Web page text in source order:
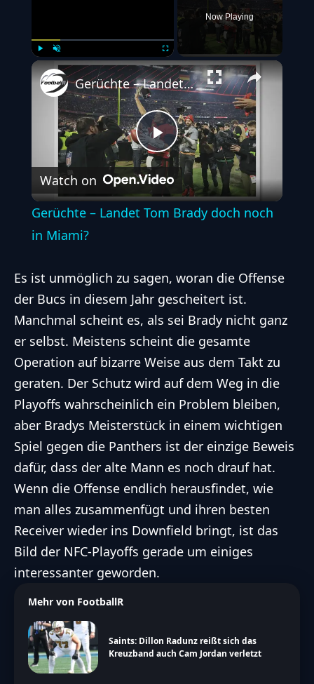
Unmute Fullscreen
Now Playing
Play
Video
Gerüchte – Landet Tom Brady doch noch in Miami?
Watch on
Gerüchte – Landet Tom Brady doch noch
in Miami?
Es ist unmöglich zu sagen, woran die Offense
der Bucs in diesem Jahr gescheitert ist.
Manchmal scheint es, als sei Brady nicht ganz
er selbst. Meistens scheint die gesamte
Operation auf bizarre Weise aus dem Takt zu
geraten. Der Schutz wird auf dem Weg in die
Playoffs wahrscheinlich ein Problem bleiben,
aber Bradys Meisterstück in einem wichtigen
Spiel gegen die Panthers ist der einzige Beweis
dafür, dass der alte Mann es noch drauf hat.
Wenn die Offense endlich herausfindet, wie
man alles zusammenfügt und ihren besten
Receiver wieder ins Downfield bringt, ist das
Bild der NFC-Playoffs gerade um einiges
interessanter geworden.
Mehr von FootballR
Saints: Dillon Radunz reißt sich das
Kreuzband auch Cam Jordan verletzt